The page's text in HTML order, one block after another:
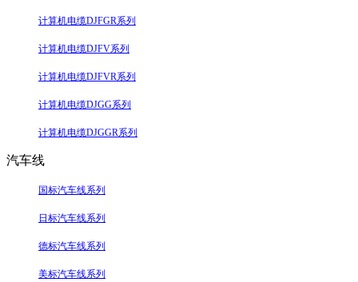
计算机电缆DJFGR系列
计算机电缆DJFV系列
计算机电缆DJFVR系列
计算机电缆DJGG系列
计算机电缆DJGGR系列
汽车线
国标汽车线系列
日标汽车线系列
德标汽车线系列
美标汽车线系列